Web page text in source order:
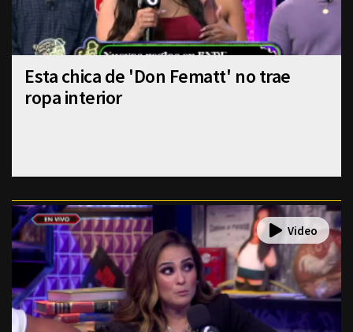
Esta chica de 'Don Fematt' no trae
ropa interior